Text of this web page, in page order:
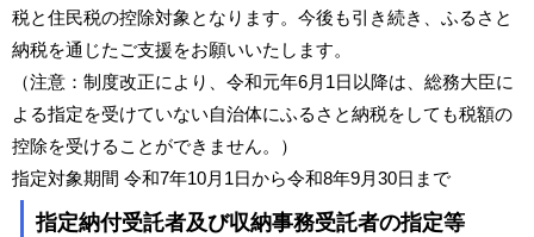
税と住民税の控除対象となります。今後も引き続き、ふるさと
納税を通じたご支援をお願いいたします。
（注意：制度改正により、令和元年6月1日以降は、総務大臣に
よる指定を受けていない自治体にふるさと納税をしても税額の
控除を受けることができません。）
指定対象期間 令和7年10月1日から令和8年9月30日まで
指定納付受託者及び収納事務受託者の指定等